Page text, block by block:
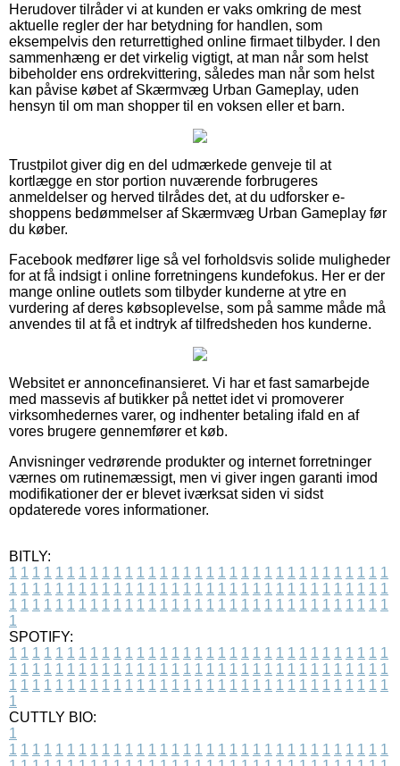
Herudover tilråder vi at kunden er vaks omkring de mest
aktuelle regler der har betydning for handlen, som
eksempelvis den returrettighed online firmaet tilbyder. I den
sammenhæng er det virkelig vigtigt, at man når som helst
bibeholder ens ordrekvittering, således man når som helst
kan påvise købet af Skærmvæg Urban Gameplay, uden
hensyn til om man shopper til en voksen eller et barn.
Trustpilot giver dig en del udmærkede genveje til at
kortlægge en stor portion nuværende forbrugeres
anmeldelser og herved tilrådes det, at du udforsker e-
shoppens bedømmelser af Skærmvæg Urban Gameplay før
du køber.
Facebook medfører lige så vel forholdsvis solide muligheder
for at få indsigt i online forretningens kundefokus. Her er der
mange online outlets som tilbyder kunderne at ytre en
vurdering af deres købsoplevelse, som på samme måde må
anvendes til at få et indtryk af tilfredsheden hos kunderne.
Websitet er annoncefinansieret. Vi har et fast samarbejde
med massevis af butikker på nettet idet vi promoverer
virksomhedernes varer, og indhenter betaling ifald en af
vores brugere gennemfører et køb.
Anvisninger vedrørende produkter og internet forretninger
værnes om rutinemæssigt, men vi giver ingen garanti imod
modifikationer der er blevet iværksat siden vi sidst
opdaterede vores informationer.
BITLY:
1 1 1 1 1 1 1 1 1 1 1 1 1 1 1 1 1 1 1 1 1 1 1 1 1 1 1 1 1 1 1 1 1
1 1 1 1 1 1 1 1 1 1 1 1 1 1 1 1 1 1 1 1 1 1 1 1 1 1 1 1 1 1 1 1 1
1 1 1 1 1 1 1 1 1 1 1 1 1 1 1 1 1 1 1 1 1 1 1 1 1 1 1 1 1 1 1 1 1
1
SPOTIFY:
1 1 1 1 1 1 1 1 1 1 1 1 1 1 1 1 1 1 1 1 1 1 1 1 1 1 1 1 1 1 1 1 1
1 1 1 1 1 1 1 1 1 1 1 1 1 1 1 1 1 1 1 1 1 1 1 1 1 1 1 1 1 1 1 1 1
1 1 1 1 1 1 1 1 1 1 1 1 1 1 1 1 1 1 1 1 1 1 1 1 1 1 1 1 1 1 1 1 1
1
CUTTLY BIO:
1
1 1 1 1 1 1 1 1 1 1 1 1 1 1 1 1 1 1 1 1 1 1 1 1 1 1 1 1 1 1 1 1 1